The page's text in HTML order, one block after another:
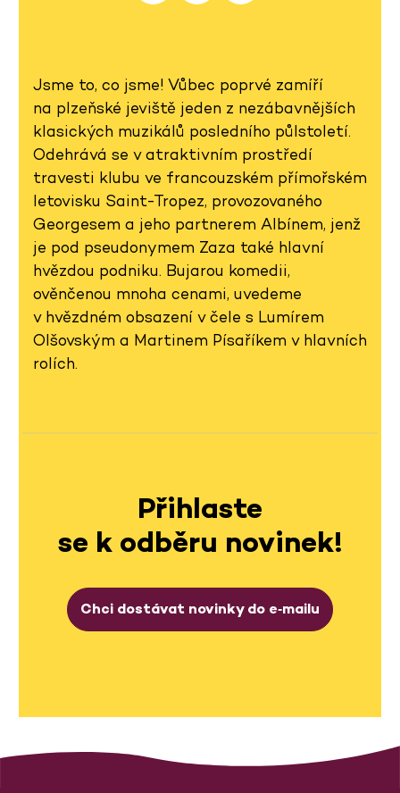
Jsme to, co jsme! Vůbec poprvé zamíří
na plzeňské jeviště jeden z nezábavnějších
klasických muzikálů posledního půlstoletí.
Odehrává se v atraktivním prostředí
travesti klubu ve francouzském přímořském
letovisku Saint-Tropez, provozovaného
Georgesem a jeho partnerem Albínem, jenž
je pod pseudonymem Zaza také hlavní
hvězdou podniku. Bujarou komedii,
ověnčenou mnoha cenami, uvedeme
v hvězdném obsazení v čele s Lumírem
Olšovským a Martinem Písaříkem v hlavních
rolích.
Přihlaste
se k odběru novinek!
Chci dostávat novinky do e‑mailu